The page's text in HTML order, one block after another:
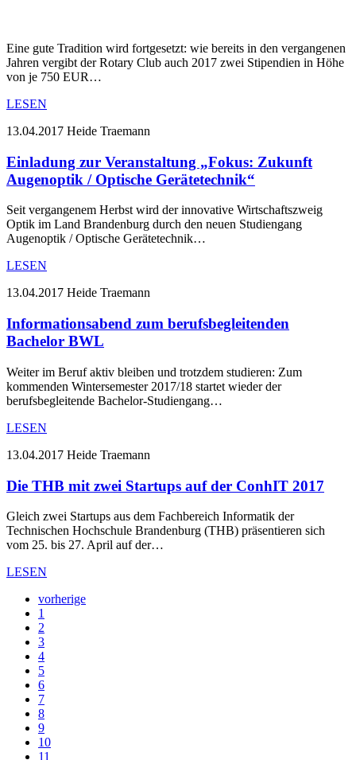
Eine gute Tradition wird fortgesetzt: wie bereits in den vergangenen
Jahren vergibt der Rotary Club auch 2017 zwei Stipendien in Höhe
von je 750 EUR…
LESEN
13.04.2017 Heide Traemann
Einladung zur Veranstaltung „Fokus: Zukunft
Augenoptik / Optische Gerätetechnik“
Seit vergangenem Herbst wird der innovative Wirtschaftszweig
Optik im Land Brandenburg durch den neuen Studiengang
Augenoptik / Optische Gerätetechnik…
LESEN
13.04.2017 Heide Traemann
Informationsabend zum berufsbegleitenden
Bachelor BWL
Weiter im Beruf aktiv bleiben und trotzdem studieren: Zum
kommenden Wintersemester 2017/18 startet wieder der
berufsbegleitende Bachelor-Studiengang…
LESEN
13.04.2017 Heide Traemann
Die THB mit zwei Startups auf der ConhIT 2017
Gleich zwei Startups aus dem Fachbereich Informatik der
Technischen Hochschule Brandenburg (THB) präsentieren sich
vom 25. bis 27. April auf der…
LESEN
vorherige
1
2
3
4
5
6
7
8
9
10
11